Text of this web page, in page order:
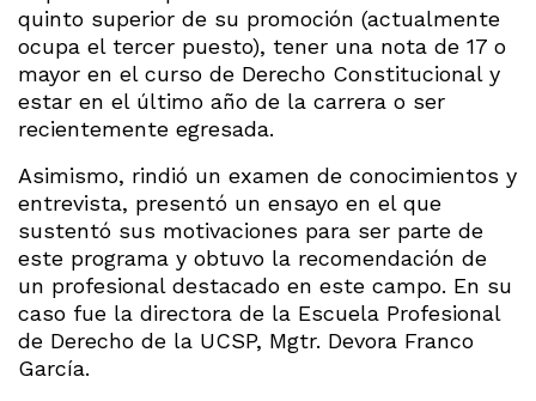
quinto superior de su promoción (actualmente
ocupa el tercer puesto), tener una nota de 17 o
mayor en el curso de Derecho Constitucional y
estar en el último año de la carrera o ser
recientemente egresada.
Asimismo, rindió un examen de conocimientos y
entrevista, presentó un ensayo en el que
sustentó sus motivaciones para ser parte de
este programa y obtuvo la recomendación de
un profesional destacado en este campo. En su
caso fue la directora de la Escuela Profesional
de Derecho de la UCSP, Mgtr. Devora Franco
García.